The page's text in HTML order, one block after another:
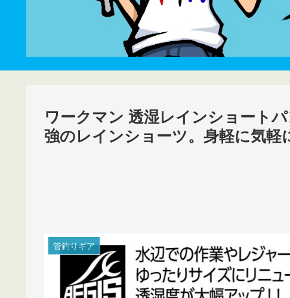
ワークマン 透湿レインショート
強のレインショーツ。身軽に気軽
管釣りギア